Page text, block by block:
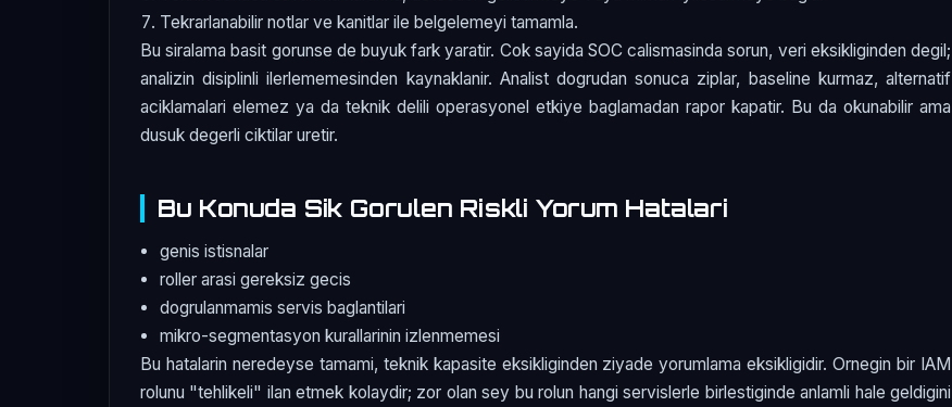
Tekrarlanabilir notlar ve kanitlar ile belgelemeyi tamamla.
Bu siralama basit gorunse de buyuk fark yaratir. Cok sayida SOC calismasinda sorun, veri eksikliginden degil;
analizin disiplinli ilerlememesinden kaynaklanir. Analist dogrudan sonuca ziplar, baseline kurmaz, alternatif
aciklamalari elemez ya da teknik delili operasyonel etkiye baglamadan rapor kapatir. Bu da okunabilir ama
dusuk degerli ciktilar uretir.
Bu Konuda Sik Gorulen Riskli Yorum Hatalari
genis istisnalar
roller arasi gereksiz gecis
dogrulanmamis servis baglantilari
mikro-segmentasyon kurallarinin izlenmemesi
Bu hatalarin neredeyse tamami, teknik kapasite eksikliginden ziyade yorumlama eksikligidir. Ornegin bir IAM
rolunu "tehlikeli" ilan etmek kolaydir; zor olan sey bu rolun hangi servislerle birlestiginde anlamli hale geldigini